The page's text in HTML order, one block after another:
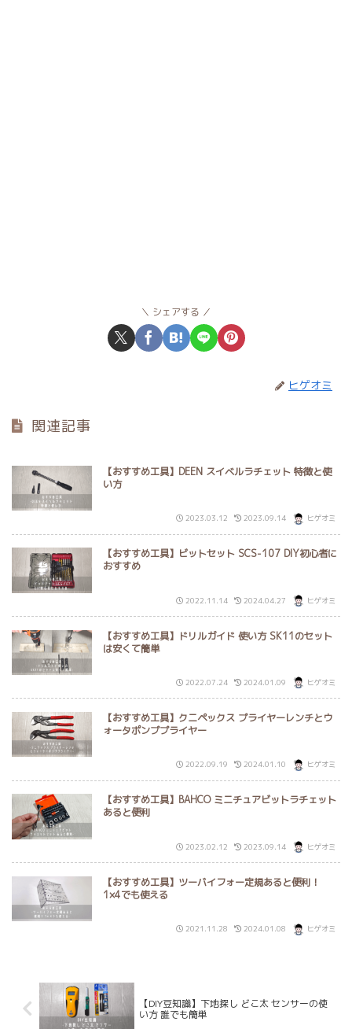
シェアする
ヒゲオミ
関連記事
【おすすめ工具】DEEN スイベルラチェット 特徴と使
い方
2023.03.12 2023.09.14 ヒゲオミ
【おすすめ工具】ビットセット SCS-107 DIY初心者に
おすすめ
2022.11.14 2024.04.27 ヒゲオミ
【おすすめ工具】ドリルガイド 使い方 SK11のセット
は安くて簡単
2022.07.24 2024.01.09 ヒゲオミ
【おすすめ工具】クニペックス プライヤーレンチとウ
ォータポンププライヤー
2022.09.19 2024.01.10 ヒゲオミ
【おすすめ工具】BAHCO ミニチュアビットラチェット
あると便利
2023.02.12 2023.09.14 ヒゲオミ
【おすすめ工具】ツーバイフォー定規あると便利！
1×4でも使える
2021.11.28 2024.01.08 ヒゲオミ
【DIY豆知識】下地探し どこ太 センサーの使
い方 誰でも簡単